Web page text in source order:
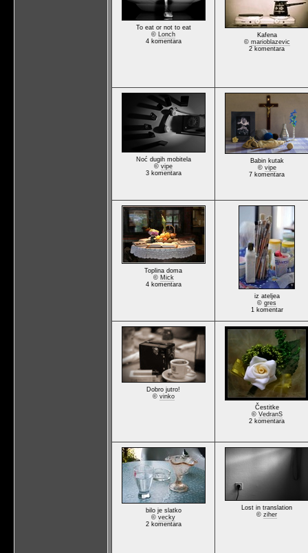
To eat or not to eat
© Lonch
4 komentara
Kafena
© marioblazevic
2 komentara
Noć dugih mobitela
© vipe
3 komentara
Babin kutak
© vipe
7 komentara
Toplina doma
© Mick
4 komentara
iz ateljea
© gres
1 komentar
Dobro jutro!
© vinko
Čestitke
© VedranS
2 komentara
bilo je slatko
© vecky
2 komentara
Lost in translation
© ziher